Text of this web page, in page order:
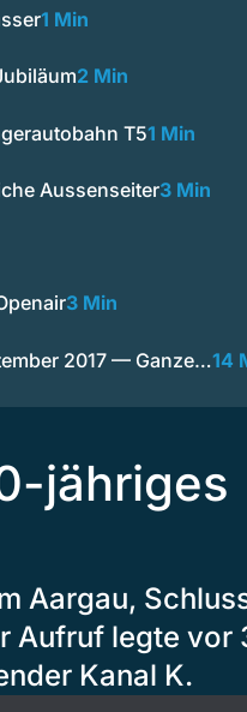
1 Min
2 Min
T51 Min
Aussenseiter3 Min
3 Min
2017 — Ganze…14
jähriges
Aargau,
Aufruf legte vor
Kanal K.